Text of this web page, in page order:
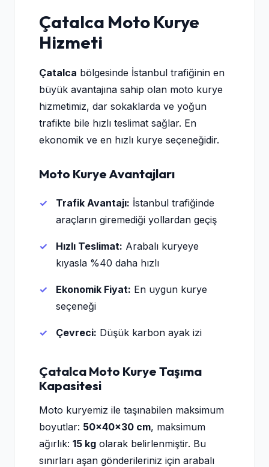
Çatalca Moto Kurye
Hizmeti
Çatalca bölgesinde İstanbul trafiğinin en
büyük avantajına sahip olan moto kurye
hizmetimiz, dar sokaklarda ve yoğun
trafikte bile hızlı teslimat sağlar. En
ekonomik ve en hızlı kurye seçeneğidir.
Moto Kurye Avantajları
Trafik Avantajı: İstanbul trafiğinde
araçların giremediği yollardan geçiş
Hızlı Teslimat: Arabalı kuryeye
kıyasla %40 daha hızlı
Ekonomik Fiyat: En uygun kurye
seçeneği
Çevreci: Düşük karbon ayak izi
Çatalca Moto Kurye Taşıma
Kapasitesi
Moto kuryemiz ile taşınabilen maksimum
boyutlar: 50×40×30 cm, maksimum
ağırlık: 15 kg olarak belirlenmiştir. Bu
sınırları aşan gönderileriniz için arabalı